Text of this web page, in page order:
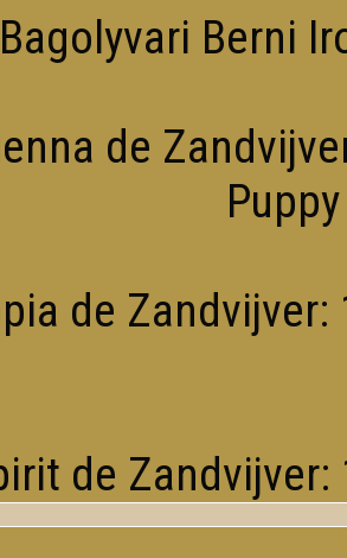
Bagolyvari Berni
de
de
de Zandvijver: